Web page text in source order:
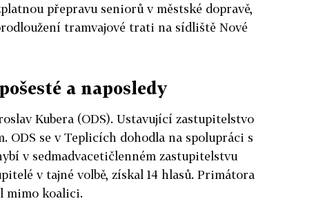
přepravu seniorů v městské dopravě,
tramvajové trati na sídliště Nové
a naposledy
Kubera (ODS). Ustavující zastupitelstvo
ODS se v Teplicích dohodla na spolupráci s
v sedmadvacetičlenném zastupitelstvu
v tajné volbě, získal 14 hlasů. Primátora
mimo koalici.